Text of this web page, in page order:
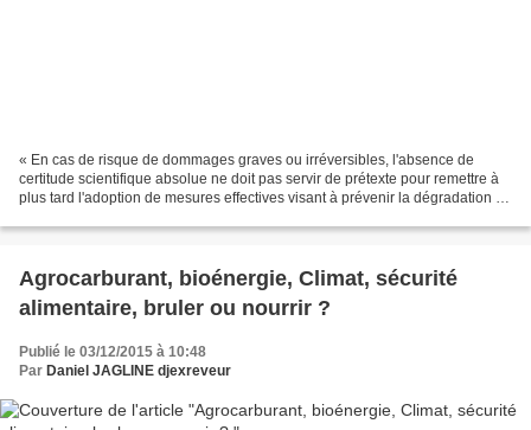
« En cas de risque de dommages graves ou irréversibles, l'absence de
certitude scientifique absolue ne doit pas servir de prétexte pour remettre à
plus tard l'adoption de mesures effectives visant à prévenir la dégradation de
Agrocarburant, bioénergie, Climat, sécurité
alimentaire, bruler ou nourrir ?
Publié le 03/12/2015 à 10:48
Par Daniel JAGLINE djexreveur